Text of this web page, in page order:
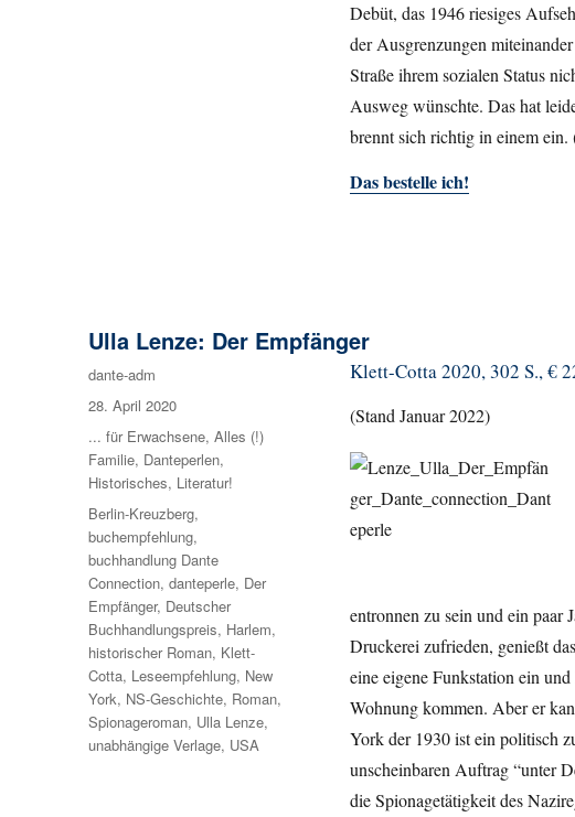
Debüt, das 1946 riesiges
der Ausgrenzungen
Straße ihrem sozialen Status
Ausweg wünschte. Das hat
brennt sich richtig in einem ein.
Das bestelle ich!
Ulla Lenze: Der Empfänger
Klett-Cotta 2020, 302 S., €
(Stand Januar 2022)
entronnen zu sein und ein paar
Druckerei zufrieden, genießt
eine eigene Funkstation ein
Wohnung kommen. Aber er
York der 1930 ist ein politisch
unscheinbaren Auftrag “unter
die Spionagetätigkeit des
Autor
dante-adm
Veröffentlicht
am
28. April 2020
Kategorien
... für Erwachsene,Alles (!)
Familie, Danteperlen,
Historisches, Literatur!
Schlagwörter
Berlin-Kreuzberg,
buchempfehlung,
buchhandlung Dante
Connection,danteperle, Der
Empfänger, Deutscher
Buchhandlungspreis, Harlem,
historischer Roman, Klett-
Cotta, Leseempfehlung, New
York, NS-Geschichte, Roman,
Spionageroman, Ulla Lenze,
unabhängige Verlage, USA